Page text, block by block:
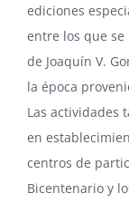
ediciones
entre los que se
de Joaquín V.
la época
Las actividades
en
centros de
Bicentenario y